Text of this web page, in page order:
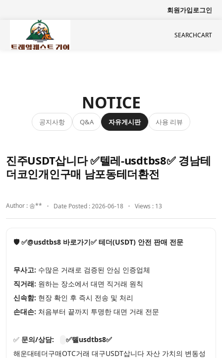
회원가입로그인
SEARCHCART
NOTICE
공지사항 Q&A 자유게시판 사용 리뷰
진주USDT삽니다 ✅텔레-usdtbs8✅ 경남테
더코인개인구매 남포동테더환전
Author : 송** Date Posted : 2026-06-18 Views : 13
🛡️ ✅@usdtbs8 바로가기✅ 테더(USDT) 안전 판매 전문
무사고: 수많은 거래로 검증된 안심 인증업체
직거래: 원하는 장소에서 대면 직거래 원칙
신속함: 현장 확인 후 즉시 전송 및 처리
손대손: 처음부터 끝까지 투명한 대면 거래 전문
✅ 문의/상담:
✅톌usdtbs8✅
해운대테더구매OTC거래 대구USDT삽니다 자산 가치의 변동성